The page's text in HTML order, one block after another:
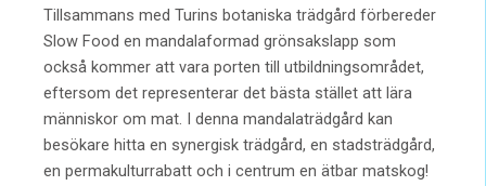
Tillsammans med Turins botaniska trädgård förbereder
Slow Food en mandalaformad grönsakslapp som
också kommer att vara porten till utbildningsområdet,
eftersom det representerar det bästa stället att lära
människor om mat. I denna mandalaträdgård kan
besökare hitta en synergisk trädgård, en stadsträdgård,
en permakulturrabatt och i centrum en ätbar matskog!